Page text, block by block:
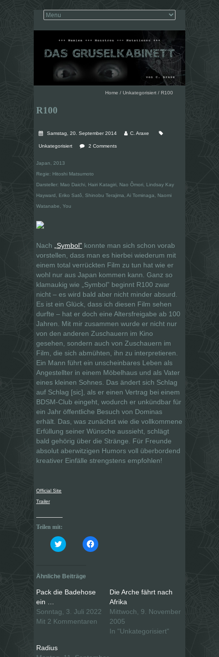
Home / Unkategorisiert / R100
R100
Samstag, 20. September 2014 C. Araxe
Unkategorisiert 2 Comments
Japan, 2013
Regie: Hitoshi Matsumoto
Darsteller: Mao Daichi, Hairi Katagiri, Nao Ômori, Lindsay Kay
Hayward, Eriko Satô, Shinobu Terajima, Ai Tominaga, Naomi
Watanabe, You
Nach „Symbol” konnte man sich schon vorab
vorstellen, dass man es hierbei wiederum mit
einem total verrückten Film zu tun hat wie er
wohl nur aus Japan kommen kann. Ganz so
klamaukig wie „Symbol” beginnt R100 zwar
nicht – es wird bald aber nicht minder absurd.
Es ist ein Glück, dass ich diesen Film sehen
durfte – hat er doch eine Altersfreigabe ab 100
Jahren. Mit mir zusammen wurde er nicht nur
von den anderen Zuschauern im Kino
gesehen, sondern auch von Zuschauern im
Film, die sich abmühten, ihn zu interpretieren.
Ein Mann führt ein unscheinbares Leben als
Angestellter in einem Möbelhaus und als Vater
eines kleinen Sohnes. Das ändert sich Schlag
auf Schlag [sic], als er einen Vertrag bei einem
BDSM-Club eingeht, wodurch er unkündbar für
ein Jahr öffentliche Besuch von Dominas
erhält. Das, was zunächst wie die vollkommene
Erfüllung seiner Wünsche aussieht, schlägt
bald gehörig über die Stränge. Für Freunde
absolut aberwitzigen Humors voll überbordend
kreativer Einfälle strengstens empfohlen!
Official Site
Trailer
Teilen mit:
K
l
u
ü
b
T
w
z
K
l
u
a
c
e
Ähnliche Beiträge
Pack die Badehose
ein …
Sonntag, 3. Juli 2022
Mit 2 Kommentaren
Die Arche fährt nach
Afrika
Mittwoch, 9. November
2005
In "Unkategorisiert"
Radius